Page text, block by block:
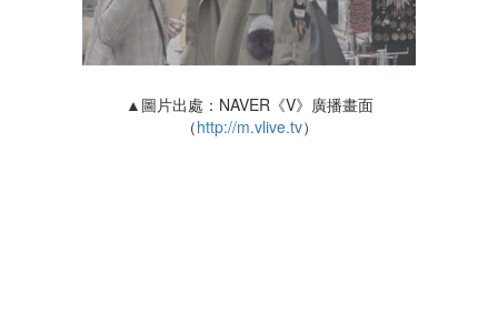
▲圖片出處：NAVER《V》廣播畫面
（http://m.vlive.tv）